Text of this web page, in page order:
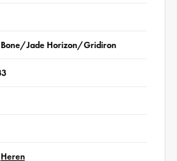
Jade Horizon/Gridiron
Heren